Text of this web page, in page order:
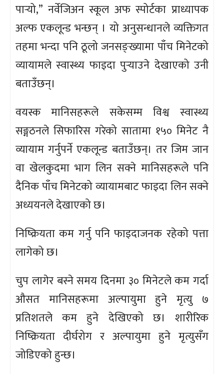
पार्‍यो,” नर्वेजिअन स्कूल अफ स्पोर्टका प्राध्यापक
अल्फ एकलून्ड भन्छन् । यो अनुसन्धानले व्यक्तिगत
तहमा भन्दा पनि ठूलो जनसङ्ख्यामा पाँच मिनेटको
व्यायामले स्वास्थ्य फाइदा पुर्‍याउने देखाएको उनी
बताउँछन्।
वयस्क मानिसहरूले सकेसम्म विश्व स्वास्थ्य
सङ्गठनले सिफारिस गरेको सातामा १५० मिनेट नै
व्यायाम गर्नुपर्ने एकलून्ड बताउँछन्। तर जिम जान
वा खेलकुदमा भाग लिन सक्ने मानिसहरूले पनि
दैनिक पाँच मिनेटको व्यायामबाट फाइदा लिन सक्ने
अध्ययनले देखाएको छ।
निष्क्रियता कम गर्नु पनि फाइदाजनक रहेको पत्ता
लागेको छ।
चुप लागेर बस्ने समय दिनमा ३० मिनेटले कम गर्दा
औसत मानिसहरूमा अल्पायुमा हुने मृत्यु ७
प्रतिशतले कम हुने देखिएको छ। शारीरिक
निष्क्रियता दीर्घरोग र अल्पायुमा हुने मृत्युसँग
जोडिएको हुन्छ।